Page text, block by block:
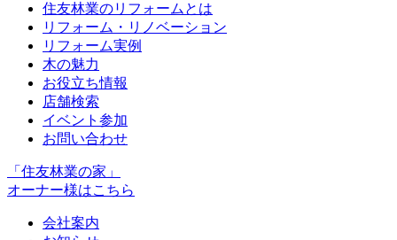
住友林業のリフォームとは
リフォーム・リノベーション
リフォーム実例
木の魅力
お役立ち情報
店舗検索
イベント参加
お問い合わせ
「住友林業の家」
オーナー様はこちら
会社案内